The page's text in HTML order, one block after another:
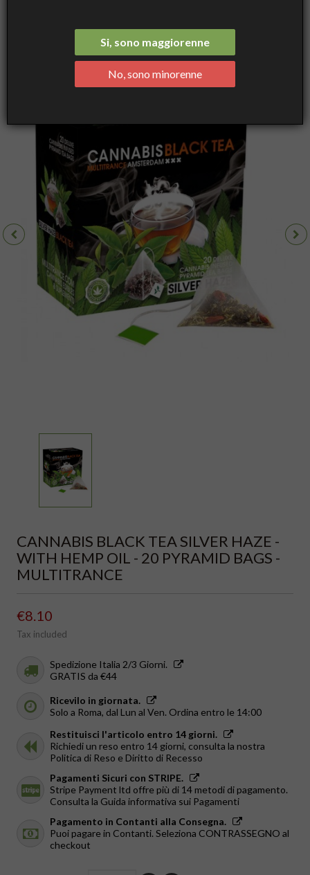
CANNABIS BLACK TEA SILVER HAZE -
WITH HEMP OIL - 20 PYRAMID BAGS -
MULTITRANCE
€8.10
Tax included
Spedizione Italia 2/3 Giorni.
GRATIS da €44
Ricevilo in giornata.
Solo a Roma, dal Lun al Ven. Ordina entro le 14:00
Restituisci l'articolo entro 14 giorni.
Richiedi un reso entro 14 giorni, consulta la nostra
Politica di Reso e Diritto di Recesso
Pagamenti Sicuri con STRIPE.
Stripe Payment ltd offre più di 14 metodi di pagamento.
Consulta la Guida informativa sui Pagamenti
Pagamento in Contanti alla Consegna.
Puoi pagare in Contanti. Seleziona CONTRASSEGNO al
checkout
Si, sono maggiorenne
No, sono minorenne